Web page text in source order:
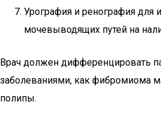
Урография и ренография для
мочевыводящих путей на
Врач должен дифференцировать
заболеваниями, как фибромиома
полипы.